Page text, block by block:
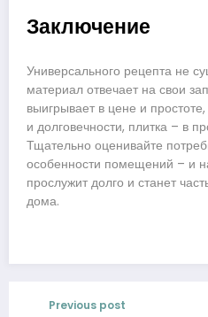
Заключение
Универсального рецепта не
материал отвечает на свои
выигрывает в цене и
и долговечности, плитка – в
Тщательно оценивайте
особенности помещений – и
прослужит долго и станет
дома.
Previous post